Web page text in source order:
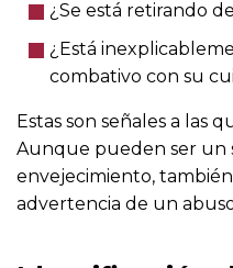
¿Se está retirando
¿Está
combativo con su
Estas son señales a las
Aunque pueden ser un
envejecimiento,
advertencia de un